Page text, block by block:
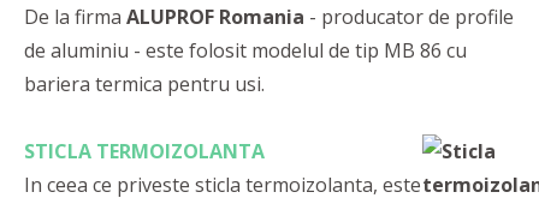
De la firma ALUPROF Romania - producator de profile
de aluminiu - este folosit modelul de tip MB 86 cu
bariera termica pentru usi.
STICLA TERMOIZOLANTA
In ceea ce priveste sticla termoizolanta, este